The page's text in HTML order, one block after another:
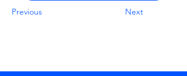
Previous Next